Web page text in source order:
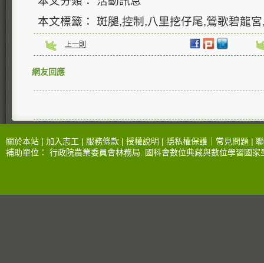
本文標籤： 斑腿,控制,八里挖仔尾,鶯歌碧龍
上一則
網友回應
關於本站 | 加入志工 | 服務條款 | 授權說明 | 隱私權保護 常見問題 |
補助單位： 行政院農業委員會林務局 國科會數位典藏與數位學習國家